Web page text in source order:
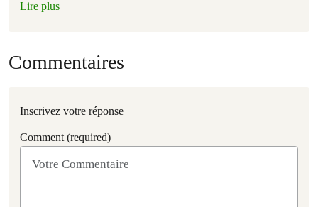
Lire plus
Commentaires
Inscrivez votre réponse
Comment (required)